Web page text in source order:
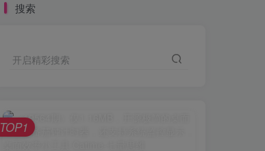
搜索
开启精彩搜索
TOP1